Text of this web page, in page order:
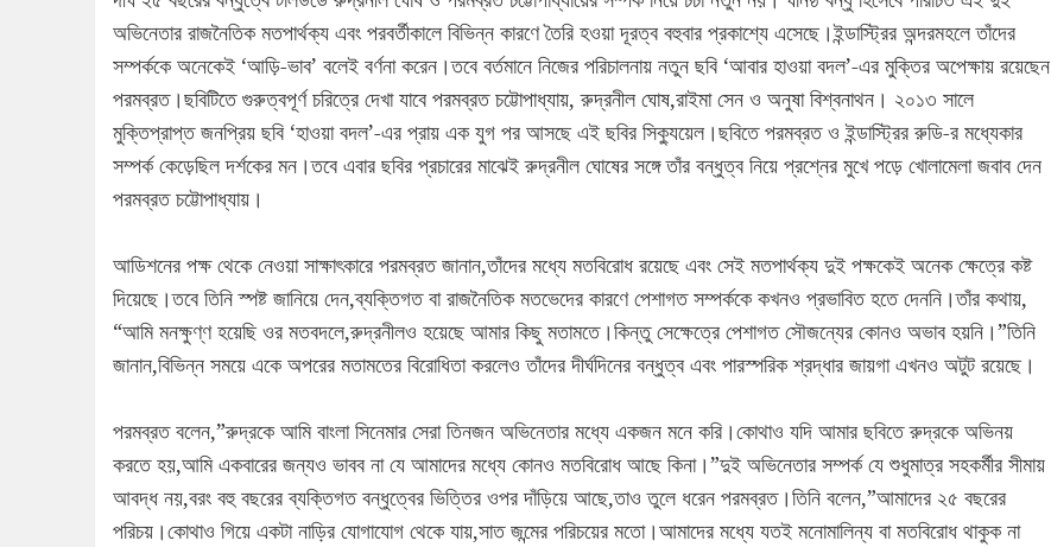
অভিনেতার রাজনৈতিক মতপার্থক্য এবং পরবর্তীকালে বিভিন্ন কারণে তৈরি হওয়া দূরত্ব বহুবার প্রকাশ্যে এসেছে।ইন্ডাস্ট্রির অন্দরমহলে তাঁদের
সম্পর্ককে অনেকেই ‘আড়ি-ভাব’ বলেই বর্ণনা করেন।তবে বর্তমানে নিজের পরিচালনায় নতুন ছবি ‘আবার হাওয়া বদল’-এর মুক্তির অপেক্ষায় রয়েছেন
পরমব্রত।ছবিটিতে গুরুত্বপূর্ণ চরিত্রে দেখা যাবে পরমব্রত চট্টোপাধ্যায়, রুদ্রনীল ঘোষ,রাইমা সেন ও অনুষা বিশ্বনাথন। ২০১৩ সালে
মুক্তিপ্রাপ্ত জনপ্রিয় ছবি ‘হাওয়া বদল’-এর প্রায় এক যুগ পর আসছে এই ছবির সিক্যুয়েল।ছবিতে পরমব্রত ও ইন্ডাস্ট্রির রুডি-র মধ্যেকার
সম্পর্ক কেড়েছিল দর্শকের মন।তবে এবার ছবির প্রচারের মাঝেই রুদ্রনীল ঘোষের সঙ্গে তাঁর বন্ধুত্ব নিয়ে প্রশ্নের মুখে পড়ে খোলামেলা জবাব দেন
পরমব্রত চট্টোপাধ্যায়।
আডিশনের পক্ষ থেকে নেওয়া সাক্ষাৎকারে পরমব্রত জানান,তাঁদের মধ্যে মতবিরোধ রয়েছে এবং সেই মতপার্থক্য দুই পক্ষকেই অনেক ক্ষেত্রে কষ্ট
দিয়েছে।তবে তিনি স্পষ্ট জানিয়ে দেন,ব্যক্তিগত বা রাজনৈতিক মতভেদের কারণে পেশাগত সম্পর্ককে কখনও প্রভাবিত হতে দেননি।তাঁর কথায়,
“আমি মনক্ষুণ্ণ হয়েছি ওর মতবদলে,রুদ্রনীলও হয়েছে আমার কিছু মতামতে।কিন্তু সেক্ষেত্রে পেশাগত সৌজন্যের কোনও অভাব হয়নি।”তিনি
জানান,বিভিন্ন সময়ে একে অপরের মতামতের বিরোধিতা করলেও তাঁদের দীর্ঘদিনের বন্ধুত্ব এবং পারস্পরিক শ্রদ্ধার জায়গা এখনও অটুট রয়েছে।
পরমব্রত বলেন,”রুদ্রকে আমি বাংলা সিনেমার সেরা তিনজন অভিনেতার মধ্যে একজন মনে করি।কোথাও যদি আমার ছবিতে রুদ্রকে অভিনয়
করতে হয়,আমি একবারের জন্যও ভাবব না যে আমাদের মধ্যে কোনও মতবিরোধ আছে কিনা।”দুই অভিনেতার সম্পর্ক যে শুধুমাত্র সহকর্মীর সীমায়
আবদ্ধ নয়,বরং বহু বছরের ব্যক্তিগত বন্ধুত্বের ভিত্তির ওপর দাঁড়িয়ে আছে,তাও তুলে ধরেন পরমব্রত।তিনি বলেন,”আমাদের ২৫ বছরের
পরিচয়।কোথাও গিয়ে একটা নাড়ির যোগাযোগ থেকে যায়,সাত জন্মের পরিচয়ের মতো।আমাদের মধ্যে যতই মনোমালিন্য বা মতবিরোধ থাকুক না